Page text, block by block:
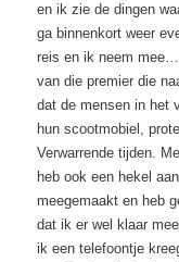
en ik zie de dingen
ga binnenkort weer
reis en ik neem
van die premier die
dat de mensen in het
hun scootmobiel,
Verwarrende tijden.
heb ook een hekel
meegemaakt en heb
dat ik er wel klaar
ik een telefoontje